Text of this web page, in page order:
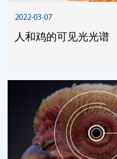
2022-03-07
人和鸡的可见光光谱